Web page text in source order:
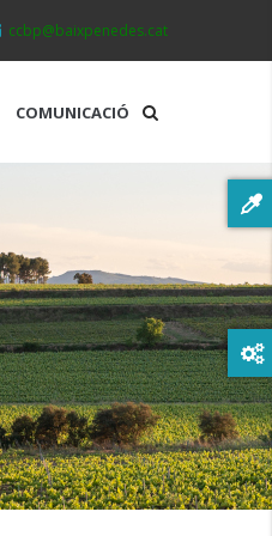
ccbp@baixpenedes.cat
COMUNICACIÓ